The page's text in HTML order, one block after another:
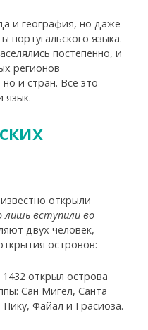
и география, но даже
португальского языка.
постепенно, и
регионов
и стран. Все это
язык.
открыли
лишь вступили во
двух человек,
островов:
открыл острова
Сан Мигел, Санта
Файал и Грасиоза.